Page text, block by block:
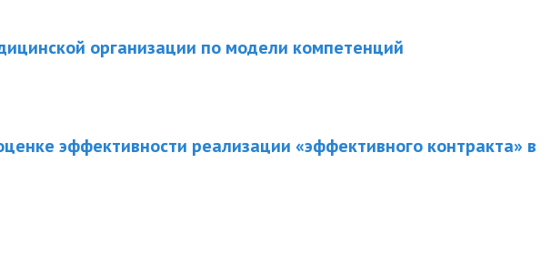
организации по модели компетенций
эффективности реализации «эффективного контракта» в